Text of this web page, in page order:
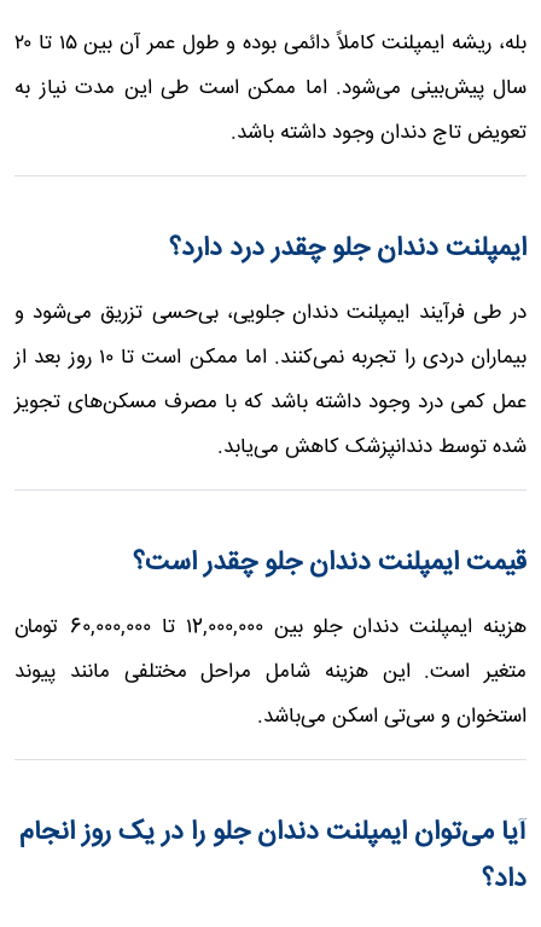
بله، ریشه ایمپلنت کاملاً دائمی بوده و طول عمر آن بین ۱۵ تا ۲۰
سال پیش‌بینی می‌شود. اما ممکن است طی این مدت نیاز به
تعویض تاج دندان وجود داشته باشد.
ایمپلنت دندان جلو چقدر درد دارد؟
در طی فرآیند ایمپلنت دندان جلویی، بی‌حسی تزریق می‌شود و
بیماران دردی را تجربه نمی‌کنند. اما ممکن است تا ۱۰ روز بعد از
عمل کمی درد وجود داشته باشد که با مصرف مسکن‌های تجویز
شده توسط دندانپزشک کاهش می‌یابد.
قیمت ایمپلنت دندان جلو چقدر است؟
هزینه ایمپلنت دندان جلو بین ۱2,۰۰۰,۰۰۰ تا 6۰,۰۰۰,۰۰۰ تومان
متغیر است. این هزینه شامل مراحل مختلفی مانند پیوند
استخوان و سی‌تی اسکن می‌باشد.
آیا می‌توان ایمپلنت دندان جلو را در یک روز انجام
داد؟